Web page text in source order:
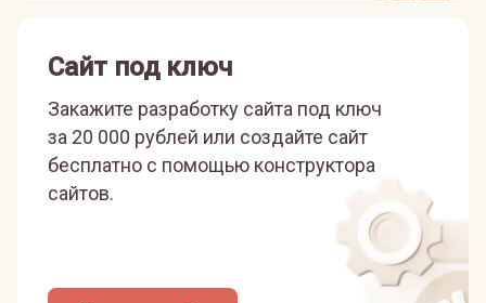
Сайт под ключ
Закажите разработку сайта под ключ
за 20 000 рублей или создайте сайт
бесплатно с помощью конструктора
сайтов.